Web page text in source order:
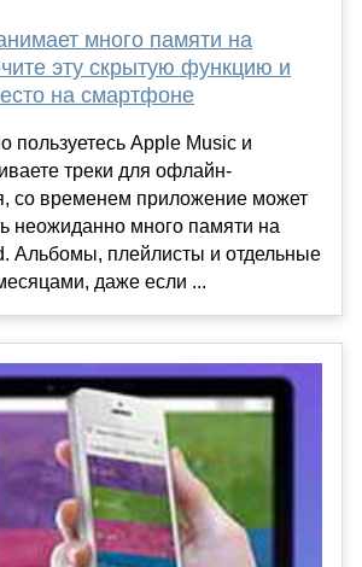
много памяти на
эту скрытую функцию и
на смартфоне
пользуетесь Apple Music и
треки для офлайн-
со временем приложение может
неожиданно много памяти на
Альбомы, плейлисты и отдельные
даже если ...